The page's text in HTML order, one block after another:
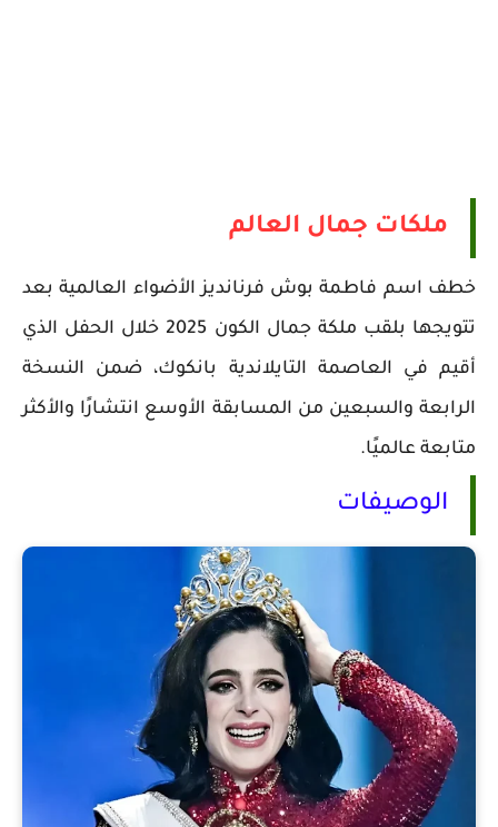
ملكات جمال العالم
خطف اسم فاطمة بوش فرنانديز الأضواء العالمية بعد
تتويجها بلقب ملكة جمال الكون 2025 خلال الحفل الذي
أقيم في العاصمة التايلاندية بانكوك، ضمن النسخة
الرابعة والسبعين من المسابقة الأوسع انتشارًا والأكثر
متابعة عالميًا.
الوصيفات